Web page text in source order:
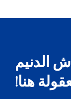
الدنيم
هنا!